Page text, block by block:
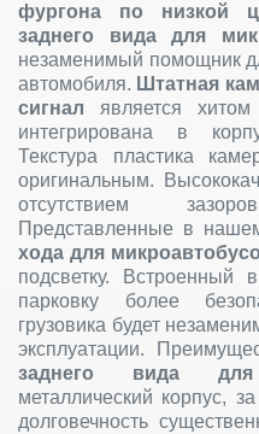
фургона по низкой
заднего вида для
незаменимый помощник
автомобиля. Штатная
сигнал является
интегрирована в
Текстура пластика
оригинальным.
отсутствием
Представленные в
хода для
подсветку. Встроенный
парковку более
грузовика будет
эксплуатации.
заднего вида для
металлический корпус,
долговечность